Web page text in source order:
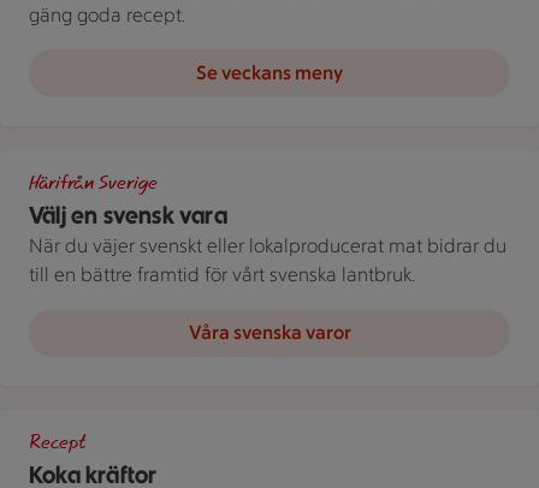
gäng goda recept.
Se veckans meny
Välj en svensk vara
Härifrån Sverige
När du väjer svenskt eller lokalproducerat mat bidrar du
till en bättre framtid för vårt svenska lantbruk.
Våra svenska varor
Koka kräftor
Recept